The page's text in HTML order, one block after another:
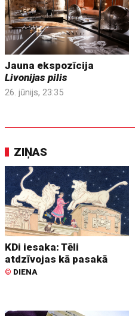
Jauna ekspozīcija
Livonijas pilis
26. jūnijs, 23:35
ZIŅAS
KDi iesaka: Tēli
atdzīvojas kā pasakā
© DIENA